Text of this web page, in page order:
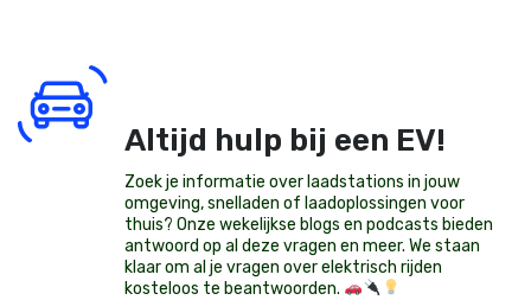
Altijd hulp bij een EV!
Zoek je informatie over laadstations in jouw
omgeving, snelladen of laadoplossingen voor
thuis? Onze wekelijkse blogs en podcasts bieden
antwoord op al deze vragen en meer. We staan
klaar om al je vragen over elektrisch rijden
kosteloos te beantwoorden.